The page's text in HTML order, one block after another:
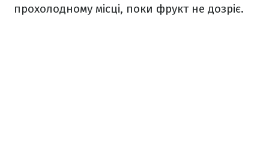
прохолодному місці, поки фрукт не дозріє.